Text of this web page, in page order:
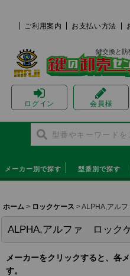
ご利用案内 お支払い方法
鍵交換と防
ログイン 会員様
メーカー別で探す 型番別で探す
ホーム > ロックケース >ALPHA,アル
ALPHA,アルファ ロック
メーカーをクリックすると、各
す。